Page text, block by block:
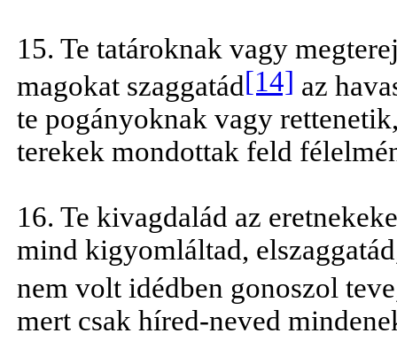
15. Te tatároknak vagy
magokat szaggatád[14] az
te pogányoknak vagy
terekek mondottak feld
16. Te kivagdalád az
mind kigyomláltad,
nem volt idédben gonoszol
mert csak híred-neved